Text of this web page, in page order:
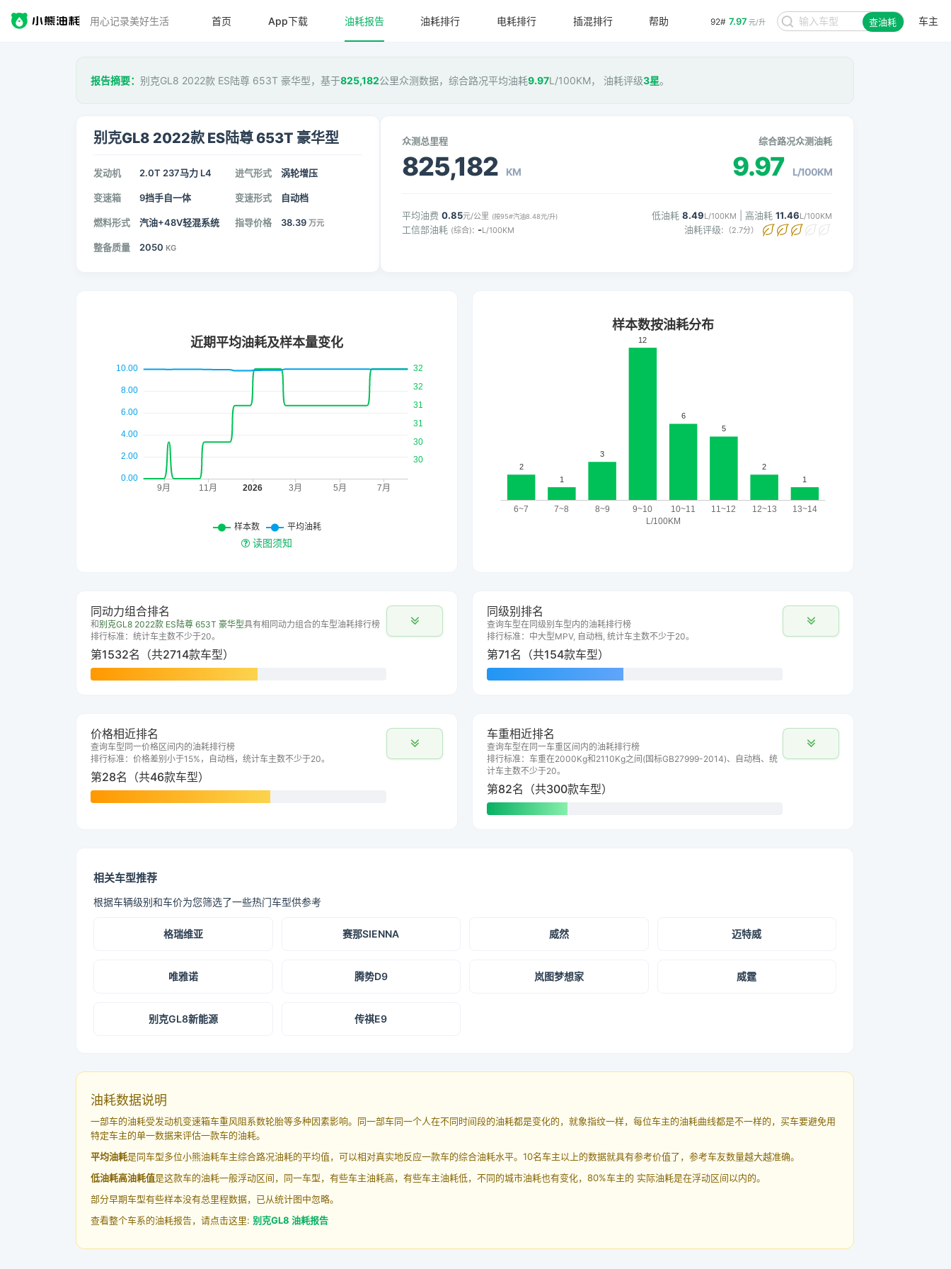
用心记录美好生活 92# 7.97 元/升 查油耗 车主
首页 App下载 油耗报告 油耗排行 电耗排行 插混排行 帮助
报告摘要： 别克GL8 2022款 ES陆尊 653T 豪华型，基于825,182公里众测数据，综合路况平均油耗9.97L/100KM， 油耗评级3星。
别克GL8 2022款 ES陆尊 653T 豪华型
发动机 2.0T 237马力 L4 进气形式 涡轮增压
变速箱 9挡手自一体 变速形式 自动档
燃料形式 汽油+48V轻混系统 指导价格 38.39 万元
整备质量 2050 KG
众测总里程
825,182 KM
综合路况众测油耗
9.97 L/100KM
平均油费 0.85元/公里 (按95#汽油8.48元/升)
工信部油耗 (综合): -L/100KM
低油耗 8.49L/100KM | 高油耗 11.46L/100KM
油耗评级: （2.7分）
读图须知
同动力组合排名
和别克GL8 2022款 ES陆尊 653T 豪华型具有相同动力组合的车型油耗排行榜
排行标准：统计车主数不少于20。
第1532名（共2714款车型）
同级别排名
查询车型在同级别车型内的油耗排行榜
排行标准：中大型MPV, 自动档, 统计车主数不少于20。
第71名（共154款车型）
价格相近排名
查询车型同一价格区间内的油耗排行榜
排行标准：价格差别小于15%，自动档，统计车主数不少于20。
第28名（共46款车型）
车重相近排名
查询车型在同一车重区间内的油耗排行榜
排行标准：车重在2000Kg和2110Kg之间(国标GB27999-2014)、自动档、统
计车主数不少于20。
第82名（共300款车型）
相关车型推荐
根据车辆级别和车价为您筛选了一些热门车型供参考
格瑞维亚 赛那SIENNA 威然 迈特威
唯雅诺 腾势D9 岚图梦想家 威霆
别克GL8新能源 传祺E9
油耗数据说明
一部车的油耗受发动机变速箱车重风阻系数轮胎等多种因素影响。同一部车同一个人在不同时间段的油耗都是变化的，就象指纹一样，每位车主的油耗曲线都是不一样的，买车要避免用
特定车主的单一数据来评估一款车的油耗。
平均油耗是同车型多位小熊油耗车主综合路况油耗的平均值，可以相对真实地反应一款车的综合油耗水平。10名车主以上的数据就具有参考价值了，参考车友数量越大越准确。
低油耗高油耗值是这款车的油耗一般浮动区间，同一车型，有些车主油耗高，有些车主油耗低，不同的城市油耗也有变化，80%车主的 实际油耗是在浮动区间以内的。
部分早期车型有些样本没有总里程数据，已从统计图中忽略。
查看整个车系的油耗报告，请点击这里: 别克GL8 油耗报告